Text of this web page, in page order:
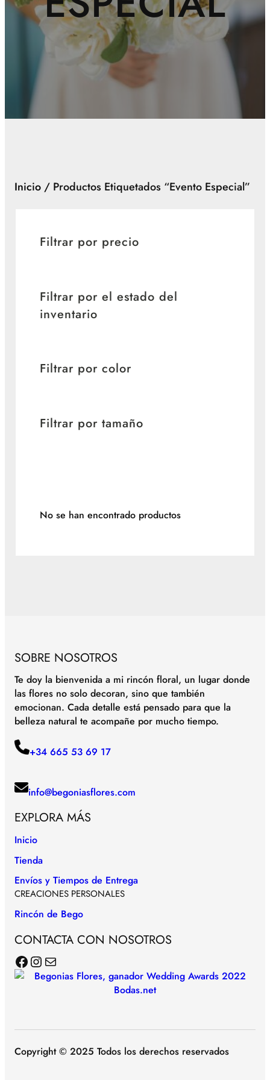
Inicio/ Productos Etiquetados “evento Especial”
Filtrar por precio
Filtrar por el estado del
inventario
Filtrar por color
Filtrar por tamaño
No se han encontrado productos
SOBRE NOSOTROS
Te doy la bienvenida a mi rincón floral, un lugar donde
las flores no solo decoran, sino que también
emocionan. Cada detalle está pensado para que la
belleza natural te acompañe por mucho tiempo.
+34 665 53 69 17
info@begoniasflores.com
EXPLORA MÁS
Inicio
Tienda
Envíos y Tiempos de Entrega
CREACIONES PERSONALES
Rincón de Bego
CONTACTA CON NOSOTROS
Facebook Instagram Correo electrónico
Copyright © 2025 Todos los derechos reservados